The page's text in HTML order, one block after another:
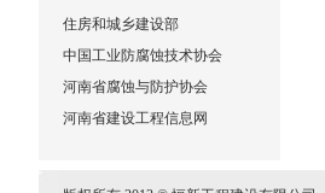
住房和城乡建设部
中国工业防腐蚀技术协会
河南省腐蚀与防护协会
河南省建设工程信息网